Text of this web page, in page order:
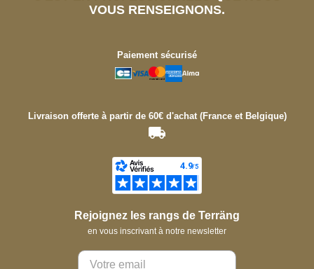
VOUS RENSEIGNONS.
Paiement sécurisé
Livraison offerte à partir de 60€ d'achat (France et Belgique)
Rejoignez les rangs de Terräng
en vous inscrivant à notre newsletter